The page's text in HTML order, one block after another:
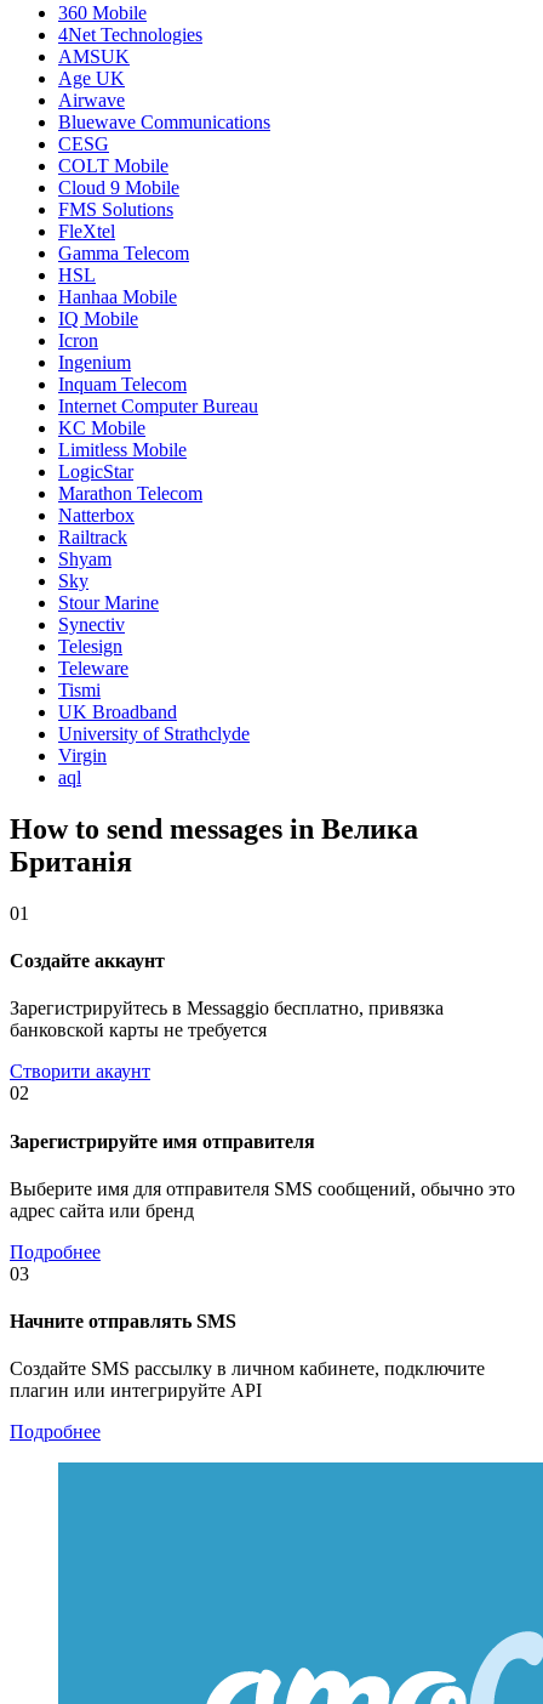
360 Mobile
4Net Technologies
AMSUK
Age UK
Airwave
Bluewave Communications
CESG
COLT Mobile
Cloud 9 Mobile
FMS Solutions
FleXtel
Gamma Telecom
HSL
Hanhaa Mobile
IQ Mobile
Icron
Ingenium
Inquam Telecom
Internet Computer Bureau
KC Mobile
Limitless Mobile
LogicStar
Marathon Telecom
Natterbox
Railtrack
Shyam
Sky
Stour Marine
Synectiv
Telesign
Teleware
Tismi
UK Broadband
University of Strathclyde
Virgin
aql
How to send messages in Велика
Британія
01
Создайте аккаунт
Зарегистрируйтесь в Messaggio бесплатно, привязка
банковской карты не требуется
Створити акаунт
02
Зарегистрируйте имя отправителя
Выберите имя для отправителя SMS сообщений, обычно это
адрес сайта или бренд
Подробнее
03
Начните отправлять SMS
Создайте SMS рассылку в личном кабинете, подключите
плагин или интегрируйте API
Подробнее